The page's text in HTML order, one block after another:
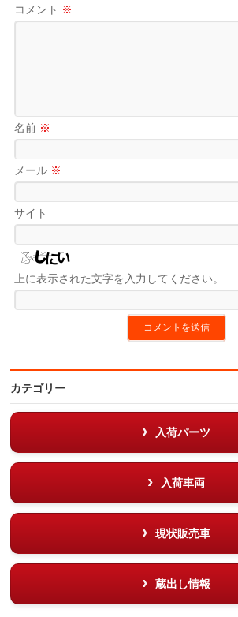
コメント ※
名前 ※
メール ※
サイト
上に表示された文字を入力してください。
カテゴリー
入荷パーツ
入荷車両
現状販売車
蔵出し情報